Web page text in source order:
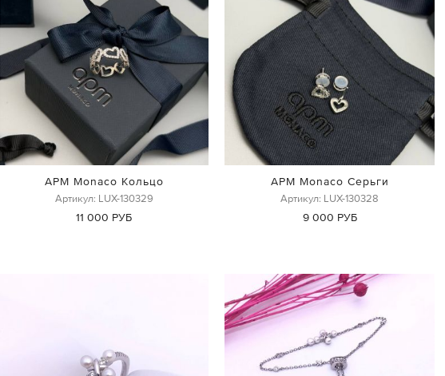
APM Monaco Кольцо
Артикул: LUX-130329
11 000 РУБ
APM Monaco Серьги
Артикул: LUX-130328
9 000 РУБ